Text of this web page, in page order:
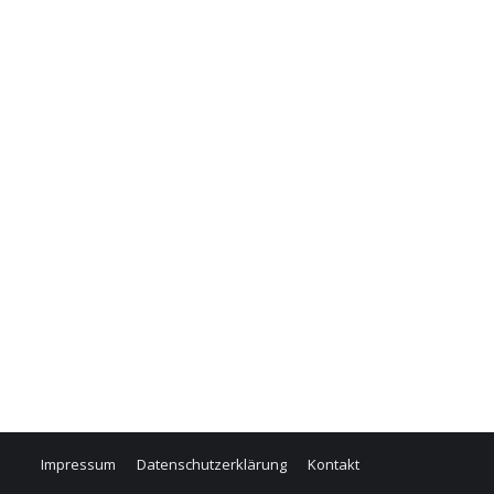
Impressum Datenschutzerklärung Kontakt